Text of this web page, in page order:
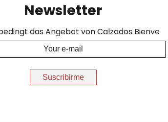
Newsletter
das Angebot von Calzados Bienve
Suscribirme